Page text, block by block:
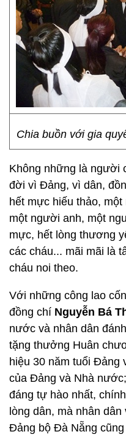
Chia buồn với gia
Không những là người
đời vì Đảng, vì dân,
hết mực hiếu thảo,
một người anh, một
mực, hết lòng thương
các cháu... mãi mãi là
cháu noi theo.
Với những công lao
đồng chí Nguyễn Bá
nước và nhân dân
tặng thưởng Huân
hiệu 30 năm tuổi Đảng
của Đảng và Nhà
đáng tự hào nhất,
lòng dân, mà nhân
Đảng bộ Đà Nẵng